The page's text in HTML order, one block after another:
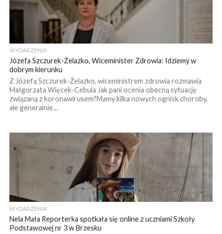
WYDARZENIA
Józefa Szczurek-Żelazko, Wiceminister Zdrowia: Idziemy w
dobrym kierunku
Z Józefą Szczurek-Żelazko, wiceministrem zdrowia rozmawia
Małgorzata Więcek-Cebula Jak pani ocenia obecną sytuację
związaną z koronawirusem?Mamy kilka nowych ognisk choroby,
ale generalnie...
WYDARZENIA
Nela Mała Reporterka spotkała się online z uczniami Szkoły
Podstawowej nr 3 w Brzesku